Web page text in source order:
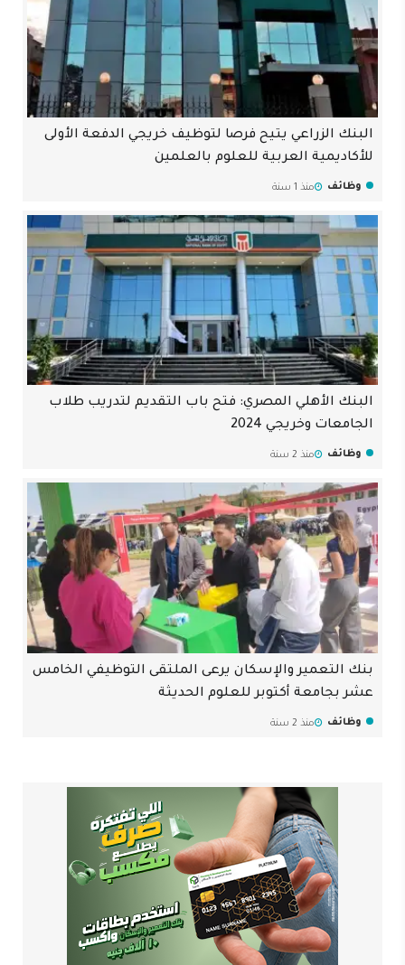
البنك الزراعي يتيح فرصا لتوظيف خريجي الدفعة الأولى
للأكاديمية العربية للعلوم بالعلمين
وظائف منذ 1 سنة
البنك الأهلي المصري: فتح باب التقديم لتدريب طلاب
الجامعات وخريجي 2024
وظائف منذ 2 سنة
بنك التعمير والإسكان يرعى الملتقى التوظيفي الخامس
عشر بجامعة أكتوبر للعلوم الحديثة
وظائف منذ 2 سنة